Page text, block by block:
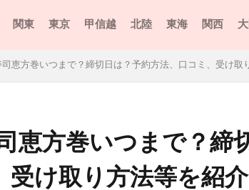
関東 東京 甲信越 北陸 東海 関西
恵方巻いつまで？締切日は？予約方法、口コミ、受け取
恵方巻いつまで？締
受け取り方法等を紹介